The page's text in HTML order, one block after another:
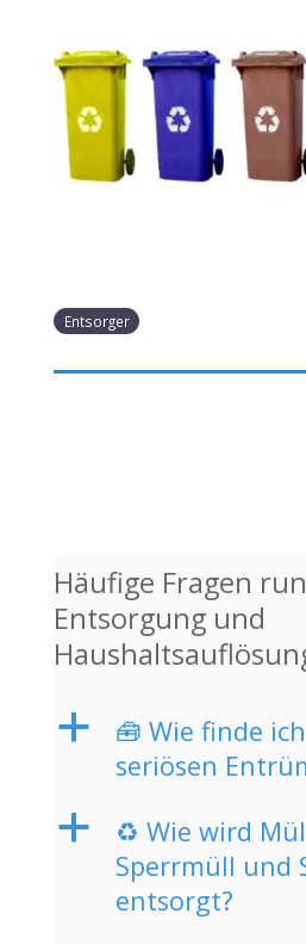
Entsorger
Häufige Fragen
Entsorgung und
a
🧰 Wie finde
seriösen
a
♻️ Wie wird
Sperrmüll und
entsorgt?